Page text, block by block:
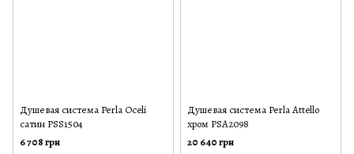
Душевая система Perla Oceli
сатин PSS1504
6 708 грн
Душевая система Perla Attello
хром PSA2098
20 640 грн